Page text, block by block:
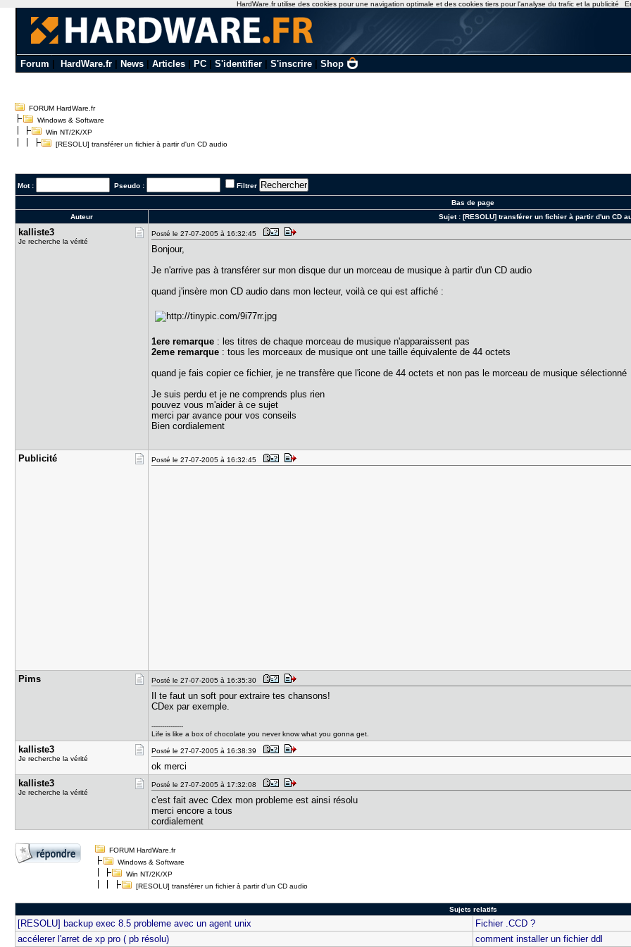
Forum HardWare.fr| News| Articles| PC| S'identifier| S'inscrire| Shop
FORUM HardWare.fr
Windows & Software
Win NT/2K/XP
[RESOLU] transférer un fichier à partir d'un CD audio
Mot : Pseudo : Filtrer
Bas de page
Auteur
Sujet : [RESOLU] transférer un fichier à partir d'un CD
kalliste3
Je recherche la vérité
Posté le 27-07-2005 à 16:32:45
Bonjour,
Je n'arrive pas à transférer sur mon disque dur un morceau de musique à partir d'un CD audio
quand j'insère mon CD audio dans mon lecteur, voilà ce qui est affiché :
1ere remarque : les titres de chaque morceau de musique n'apparaissent pas
2eme remarque : tous les morceaux de musique ont une taille équivalente de 44 octets
quand je fais copier ce fichier, je ne transfère que l'icone de 44 octets et non pas le morceau de musique sélectionné
Je suis perdu et je ne comprends plus rien
pouvez vous m'aider à ce sujet
merci par avance pour vos conseils
Bien cordialement
Publicité Posté le 27-07-2005 à 16:32:45
Pims Posté le 27-07-2005 à 16:35:30
Il te faut un soft pour extraire tes chansons!
CDex par exemple.
---------------
Life is like a box of chocolate you never know what you gonna get.
kalliste3
Je recherche la vérité
Posté le 27-07-2005 à 16:38:39
ok merci
kalliste3
Je recherche la vérité
Posté le 27-07-2005 à 17:32:08
c'est fait avec Cdex mon probleme est ainsi résolu
merci encore a tous
cordialement
FORUM HardWare.fr
Windows & Software
Win NT/2K/XP
[RESOLU] transférer un fichier à partir d'un CD audio
Sujets relatifs
[RESOLU] backup exec 8.5 probleme avec un agent unix
Fichier .CCD ?
accélerer l'arret de xp pro ( pb résolu)
comment installer un fichier ddl
HardWare.fr utilise des cookies pour une navigation optimale et des cookies tiers pour l'analyse du trafic et la publicité